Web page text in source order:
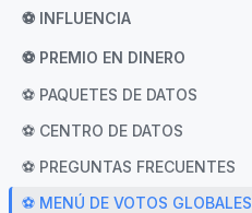
⚽ INFLUENCIA
⚽ PREMIO EN DINERO
⚽ PAQUETES DE DATOS
⚽ CENTRO DE DATOS
⚽ PREGUNTAS FRECUENTES
⚽ MENÚ DE VOTOS GLOBALES